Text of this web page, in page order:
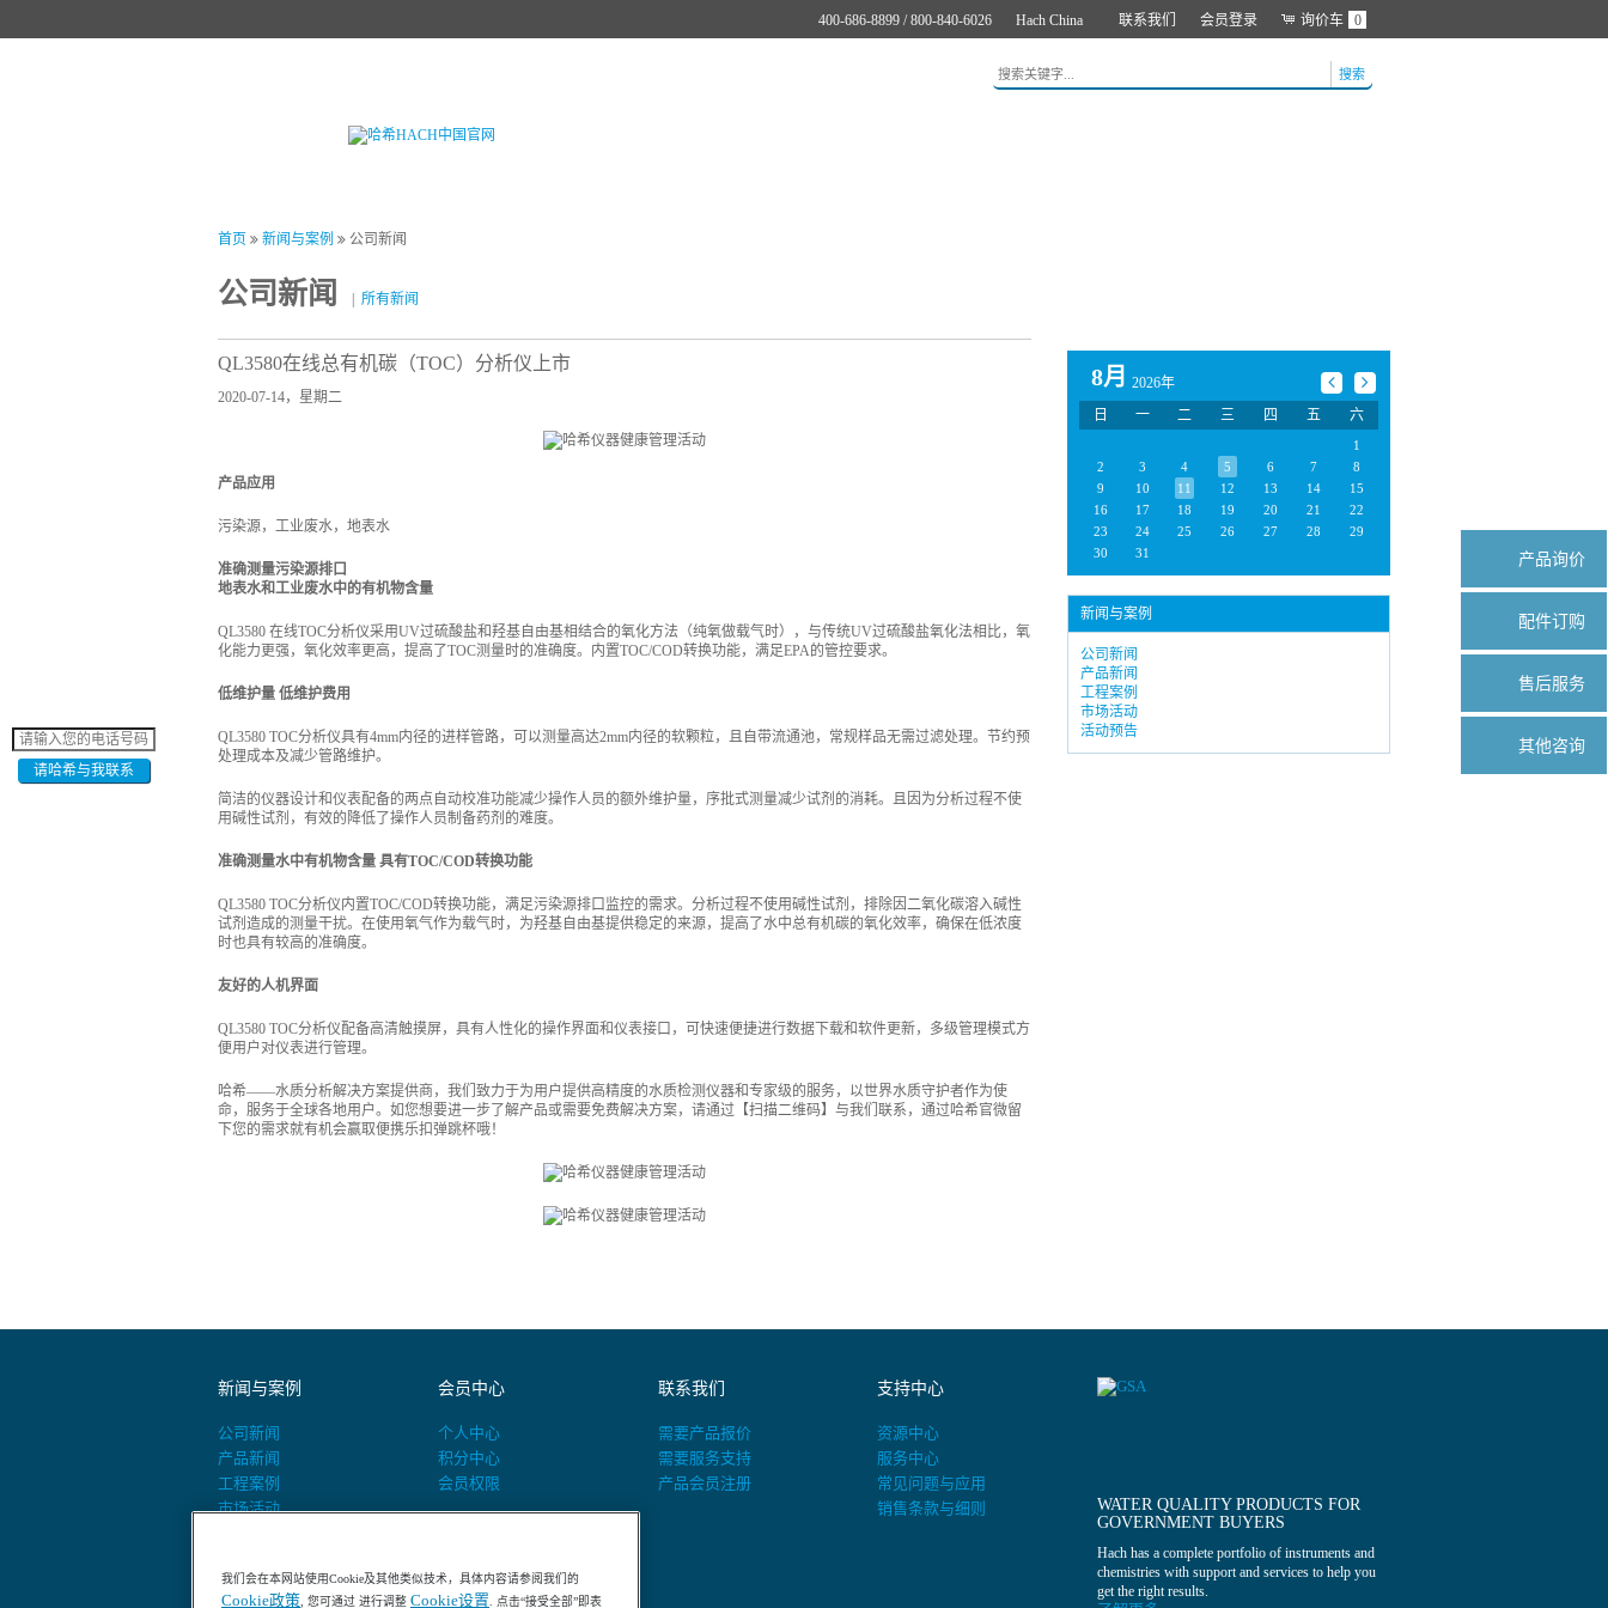
联系我们 会员登录 询价车 0
Hach China
400-686-8899 / 800-840-6026
搜索
首页 新闻与案例 公司新闻
公司新闻 所有新闻
QL3580在线总有机碳（TOC）分析仪上市
2020-07-14，星期二
产品应用
污染源，工业废水，地表水
准确测量污染源排口
地表水和工业废水中的有机物含量
QL3580 在线TOC分析仪采用UV过硫酸盐和羟基自由基相结合的氧化方法（纯氧做载气时），与传统UV过硫酸盐氧化法相比，氧
化能力更强，氧化效率更高，提高了TOC测量时的准确度。内置TOC/COD转换功能，满足EPA的管控要求。
低维护量 低维护费用
QL3580 TOC分析仪具有4mm内径的进样管路，可以测量高达2mm内径的软颗粒，且自带流通池，常规样品无需过滤处理。节约预
处理成本及减少管路维护。
简洁的仪器设计和仪表配备的两点自动校准功能减少操作人员的额外维护量，序批式测量减少试剂的消耗。且因为分析过程不使
用碱性试剂，有效的降低了操作人员制备药剂的难度。
准确测量水中有机物含量 具有TOC/COD转换功能
QL3580 TOC分析仪内置TOC/COD转换功能，满足污染源排口监控的需求。分析过程不使用碱性试剂，排除因二氧化碳溶入碱性
试剂造成的测量干扰。在使用氧气作为载气时，为羟基自由基提供稳定的来源，提高了水中总有机碳的氧化效率，确保在低浓度
时也具有较高的准确度。
友好的人机界面
QL3580 TOC分析仪配备高清触摸屏，具有人性化的操作界面和仪表接口，可快速便捷进行数据下载和软件更新，多级管理模式方
便用户对仪表进行管理。
哈希——水质分析解决方案提供商，我们致力于为用户提供高精度的水质检测仪器和专家级的服务，以世界水质守护者作为使
命，服务于全球各地用户。如您想要进一步了解产品或需要免费解决方案，请通过【扫描二维码】与我们联系，通过哈希官微留
下您的需求就有机会赢取便携乐扣弹跳杯哦！
8月
2026年
日
一 二 三 四 五 六
1
2
3 4 5 6 7
8
9
10 11 12 13 14
15
16
17 18 19 20 21
22
23
24 25 26 27 28
29
30
31
新闻与案例
公司新闻
产品新闻
工程案例
市场活动
活动预告
新闻与案例
公司新闻
产品新闻
工程案例
市场活动
会员中心
个人中心
积分中心
会员权限
联系我们
需要产品报价
需要服务支持
产品会员注册
支持中心
资源中心
服务中心
常见问题与应用
销售条款与细则
WATER QUALITY PRODUCTS FOR
GOVERNMENT BUYERS
Hach has a complete portfolio of instruments and
chemistries with support and services to help you
get the right results.
请哈希与我联系
我们会在本网站使用Cookie及其他类似技术，具体内容请参阅我们的
Cookie政策, 您可通过 进行调整 Cookie设置. 点击“接受全部”即表
产品询价
配件订购
售后服务
其他咨询